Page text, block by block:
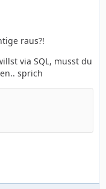
raus?!
via SQL, musst du
sprich